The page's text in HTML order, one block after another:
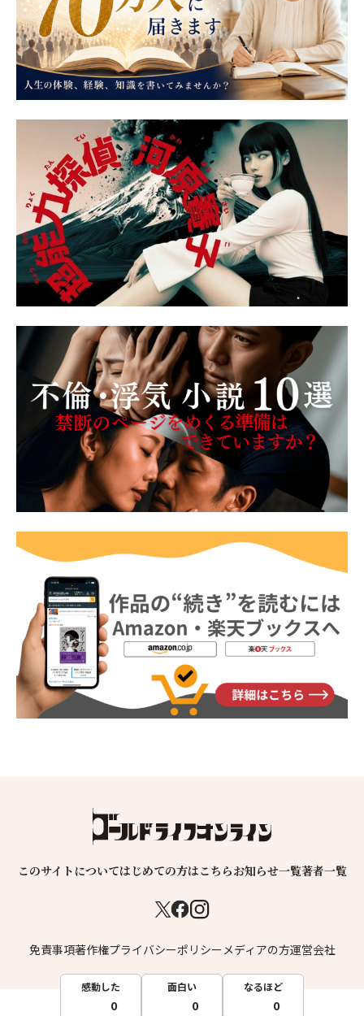
感動した
0
面白い
0
なるほど
0
このサイトについてはじめての方はこちらお知らせ一覧著者一覧
免責事項著作権プライバシーポリシー メディアの方運営会社